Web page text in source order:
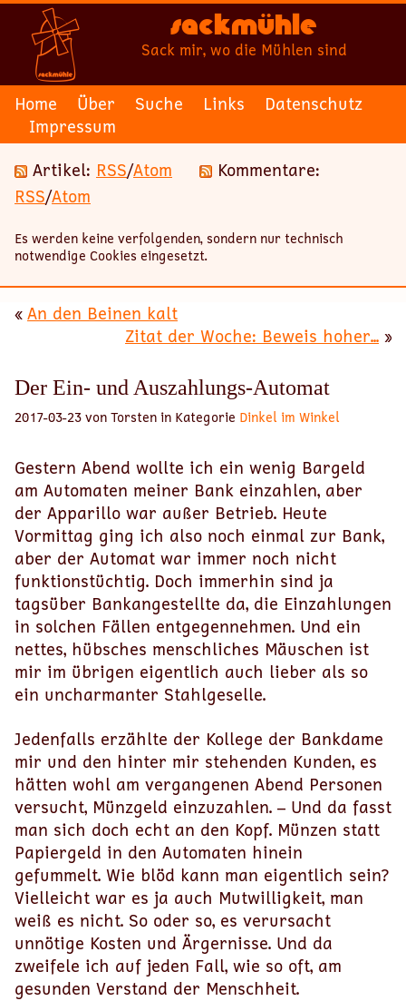
Sackmühle
Sack mir, wo die Mühlen sind
Home Über Suche Links
Datenschutz
Impressum
Artikel: RSS/Atom
Kommentare:
RSS/Atom
Es werden keine verfolgenden, sondern nur technisch
notwendige Cookies eingesetzt.
«An den Beinen kalt
Zitat der Woche: Beweis hoher... »
Der Ein- und Auszahlungs-Automat
2017-03-23 von Torsten in Kategorie Dinkel im Winkel
Gestern Abend wollte ich ein wenig Bargeld
am Automaten meiner Bank einzahlen, aber
der Apparillo war außer Betrieb. Heute
Vormittag ging ich also noch einmal zur Bank,
aber der Automat war immer noch nicht
funktionstüchtig. Doch immerhin sind ja
tagsüber Bankangestellte da, die Einzahlungen
in solchen Fällen entgegennehmen. Und ein
nettes, hübsches menschliches Mäuschen ist
mir im übrigen eigentlich auch lieber als so
ein uncharmanter Stahlgeselle.
Jedenfalls erzählte der Kollege der Bankdame
mir und den hinter mir stehenden Kunden, es
hätten wohl am vergangenen Abend Personen
versucht, Münzgeld einzuzahlen. – Und da fasst
man sich doch echt an den Kopf. Münzen statt
Papiergeld in den Automaten hinein
gefummelt. Wie blöd kann man eigentlich sein?
Vielleicht war es ja auch Mutwilligkeit, man
weiß es nicht. So oder so, es verursacht
unnötige Kosten und Ärgernisse. Und da
zweifele ich auf jeden Fall, wie so oft, am
gesunden Verstand der Menschheit.